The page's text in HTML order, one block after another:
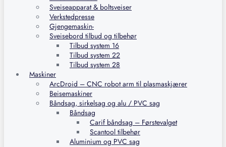
Sveiseapparat & boltsveiser
Verkstedpresse
Gjengemaskin-
Sveisebord tilbud og tilbehør
Tilbud system 16
Tilbud system 22
Tilbud system 28
Maskiner
ArcDroid – CNC robot arm til plasmaskjærer
Beisemaskiner
Båndsag, sirkelsag og alu / PVC sag
Båndsag
Carif båndsag – Førstevalget
Scantool tilbehør
Aluminium og PVC sag